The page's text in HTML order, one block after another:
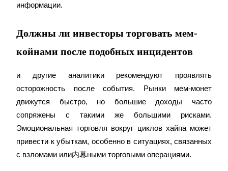
BTC Welcome Rewards
Share 500000 CASHCAT prize pool
Register & Trade to Win 500,000 USDT
информации.
Должны ли инвесторы торговать мем-
койнами после подобных инцидентов
и другие аналитики рекомендуют проявлять
осторожность после события. Рынки мем-монет
движутся быстро, но большие доходы часто
сопряжены с такими же большими рисками.
Эмоциональная торговля вокруг циклов хайпа может
привести к убыткам, особенно в ситуациях, связанных
с взломами или内幕ными торговыми операциями.